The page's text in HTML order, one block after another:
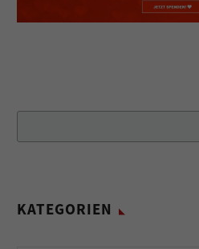
KATEGORIEN